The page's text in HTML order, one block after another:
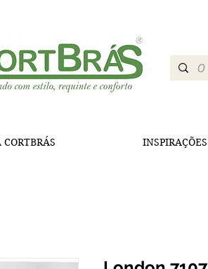
CORTBRÁS INSPIRAÇÕES